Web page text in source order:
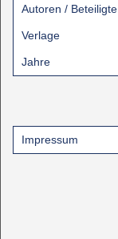
Autoren / Beteiligte
Verlage
Jahre
Impressum